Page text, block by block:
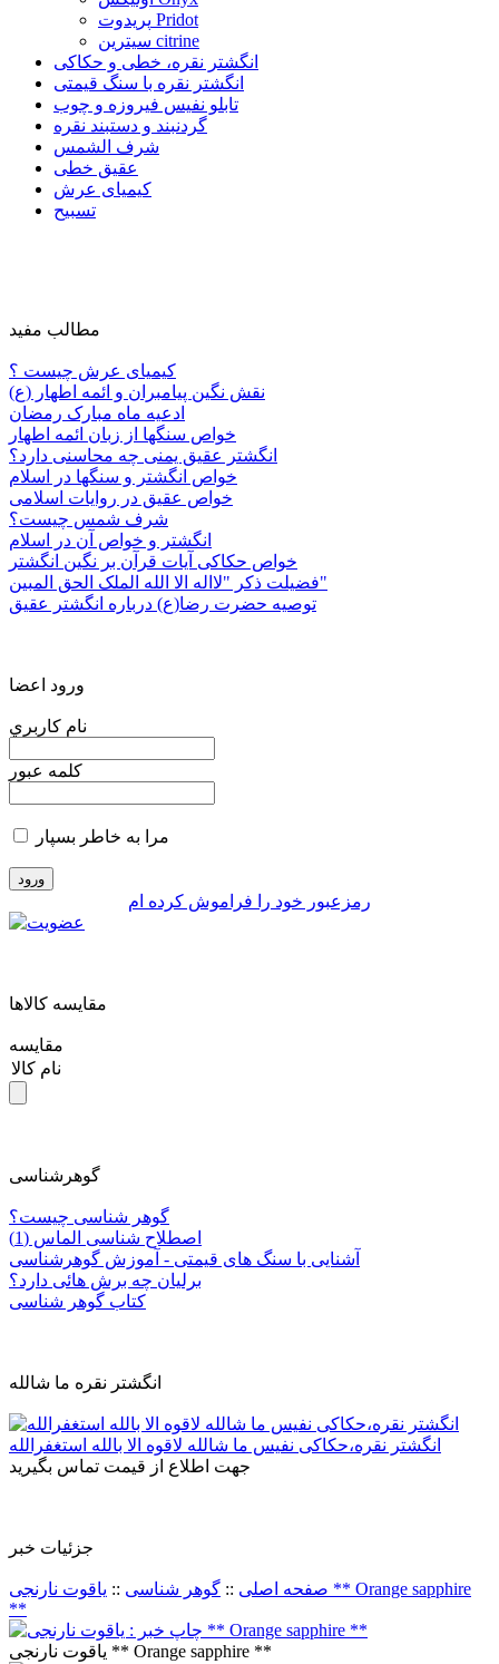
پریدوت Pridot
سیترین citrine
انگشتر نقره، خطی و حکاکی
انگشتر نقره با سنگ قیمتی
تابلو نفیس فیروزه و چوب
گردنبند و دستبند نقره
شرف الشمس
عقیق خطی
کیمیای عرش
تسبیح
مطالب مفید
کیمیای عرش چیست ؟
نقش نگین پیامبران و ائمه اطهار (ع)
ادعیه ماه مبارک رمضان
خواص سنگها از زبان ائمه اطهار
انگشتر عقیق یمنی چه محاسنی دارد؟
خواص انگشتر و سنگها در اسلام
خواص عقیق در روایات اسلامی
شرف شمس چیست؟
انگشتر و خواص آن در اسلام
خواص حکاکی آیات قرآن بر نگین انگشتر
فضیلت ذکر "لااله الا الله الملک الحق المبین"
توصیه حضرت رضا(ع) درباره انگشتر عقیق
ورود اعضا
نام کاربري
کلمه عبور
مرا به خاطر بسپار
رمزعبور خود را فراموش کرده ام
مقايسه کالاها
مقایسه
نام کالا
گوهرشناسی
گوهر شناسی چیست؟
اصطلاح شناسی الماس (1)
آشنایی با سنگ های قیمتی - آموزش گوهرشناسی
برلیان چه برش هائی دارد؟
کتاب گوهر شناسی
انگشتر نقره ما شالله
انگشتر نقره،حکاکی نفیس ما شالله لاقوه الا بالله استغفرالله
جهت اطلاع از قیمت تماس بگیرید
جزئيات خبر
صفحه اصلی :: گوهر شناسی :: یاقوت نارنجی ** Orange sapphire
**
یاقوت نارنجی ** Orange sapphire **